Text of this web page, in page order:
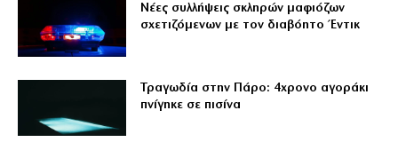
Νέες συλλήψεις σκληρών μαφιόζων
σχετιζόμενων με τον διαβόητο Έντικ
Τραγωδία στην Πάρο: 4χρονο αγοράκι
πνίγηκε σε πισίνα